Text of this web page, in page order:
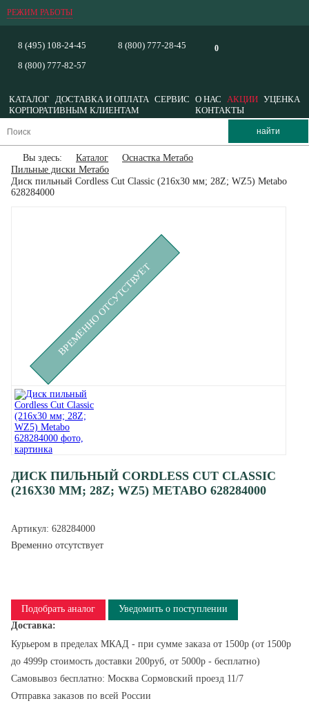
РЕЖИМ РАБОТЫ
0
8 (495) 108-24-45
8 (800) 777-82-57
8 (800) 777-28-45
КАТАЛОГ ДОСТАВКА И ОПЛАТА СЕРВИС О НАС АКЦИИ УЦЕНКА
КОРПОРАТИВНЫМ КЛИЕНТАМ
КОНТАКТЫ
Вы здесь: Каталог
Оснастка Метабо
Пильные диски Метабо
Диск пильный Cordless Cut Classic (216x30 мм; 28Z; WZ5) Metabo
628284000
ВРЕМЕННО ОТСУТСТВУЕТ
ДИСК ПИЛЬНЫЙ CORDLESS CUT CLASSIC
(216X30 ММ; 28Z; WZ5) METABO 628284000
Артикул: 628284000
Временно отсутствует
Подобрать аналог
Уведомить о поступлении
Доставка:
Курьером в пределах МКАД - при сумме заказа от 1500р (от 1500р
до 4999р стоимость доставки 200руб, от 5000р - бесплатно)
Самовывоз бесплатно: Москва Сормовский проезд 11/7
Отправка заказов по всей России